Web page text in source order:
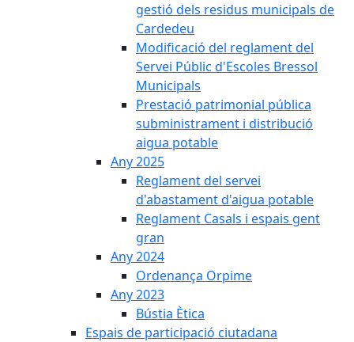
gestió dels residus municipals de
Cardedeu
Modificació del reglament del
Servei Públic d'Escoles Bressol
Municipals
Prestació patrimonial pública
subministrament i distribució
aigua potable
Any 2025
Reglament del servei
d'abastament d'aigua potable
Reglament Casals i espais gent
gran
Any 2024
Ordenança Orpime
Any 2023
Bústia Ètica
Espais de participació ciutadana